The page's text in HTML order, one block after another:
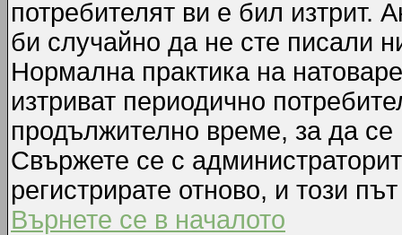
потребителят ви е бил изтрит.
би случайно да не сте писали
Нормална практика на
изтриват периодично
продължително време, за да
Свържете се с
регистрирате отново, и този
Върнете се в началото